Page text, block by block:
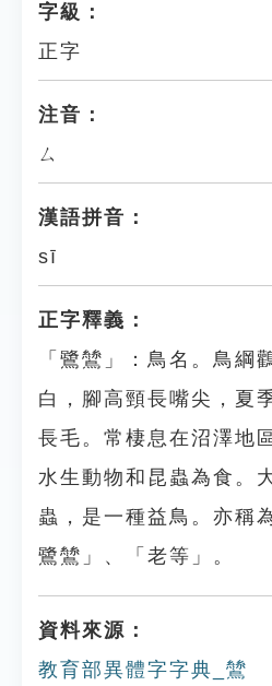
字級：
正字
注音：
ㄙ
漢語拼音：
sī
正字釋義：
「鷺鷥」：鳥名。鳥綱
白，腳高頸長嘴尖，夏
長毛。常棲息在沼澤地
水生動物和昆蟲為食。
蟲，是一種益鳥。亦稱
鷺鷥」、「老等」。
資料來源：
教育部異體字字典_鷥